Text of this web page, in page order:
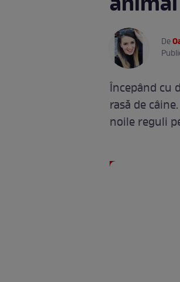
De
Începând cu
rasă de
noile reguli